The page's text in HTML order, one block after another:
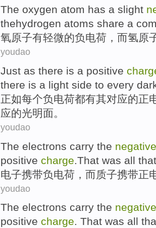
The oxygen atom has a slight
thehydrogen atoms share a
氧原子有轻微的负电荷 ， 而氢原
youdao
Just as there is a positive
there is a light side to every
正如每个负电荷都有其对应的正
应的光明面。
youdao
The electrons carry the
positive charge .That was all
电子携带负电荷， 而质子携带正
youdao
The electrons carry the
positive charge. That was all